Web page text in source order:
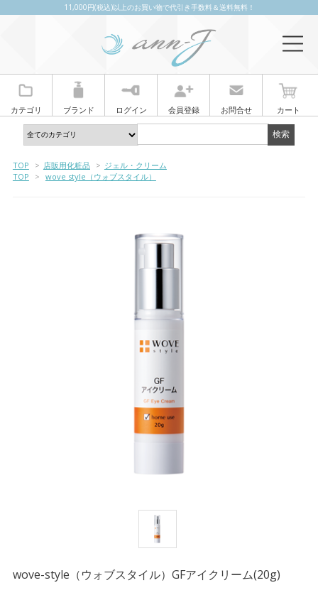
11,000円(税込)以上のお買い物で代引き手数料＆送料無料！
カテゴリ ブランド ログイン 会員登録 お問合せ カート
TOP > 店販用化粧品 > ジェル・クリーム
TOP
> wove style（ウォブスタイル）
wove-style（ウォブスタイル）GFアイクリーム(20g)